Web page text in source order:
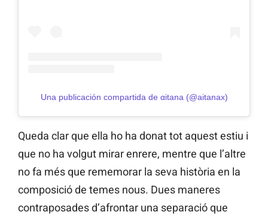
Una publicación compartida de αitana (@aitanax)
Queda clar que ella ho ha donat tot aquest estiu i
que no ha volgut mirar enrere, mentre que l’altre
no fa més que rememorar la seva història en la
composició de temes nous. Dues maneres
contraposades d’afrontar una separació que